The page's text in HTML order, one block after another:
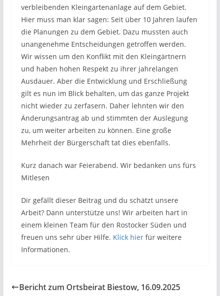
verbleibenden Kleingartenanlage auf dem Gebiet.
Hier muss man klar sagen: Seit über 10 Jahren laufen
die Planungen zu dem Gebiet. Dazu mussten auch
unangenehme Entscheidungen getroffen werden.
Wir wissen um den Konflikt mit den Kleingärtnern
und haben hohen Respekt zu ihrer jahrelangen
Ausdauer. Aber die Entwicklung und Erschließung
gilt es nun im Blick behalten, um das ganze Projekt
nicht wieder zu zerfasern. Daher lehnten wir den
Änderungsantrag ab und stimmten der Auslegung
zu, um weiter arbeiten zu können. Eine große
Mehrheit der Bürgerschaft tat dies ebenfalls.
Kurz danach war Feierabend. Wir bedanken uns fürs
Mitlesen
Dir gefällt dieser Beitrag und du schätzt unsere
Arbeit? Dann unterstütze uns! Wir arbeiten hart in
einem kleinen Team für den Rostocker Süden und
freuen uns sehr über Hilfe. Klick hierfür weitere
Informationen.
Bericht zum Ortsbeirat Biestow, 16.09.2025